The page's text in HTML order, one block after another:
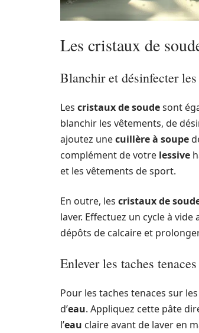
Les cristaux de
Blanchir et désinfecter
Les cristaux de soudesont
blanchir les vêtements, de
ajoutez unecuillère à soupe
complément de votre lessive
et les vêtements de sport.
En outre, les cristaux de
laver. Effectuez un cycle à vide
dépôts de calcaire et
Enlever les taches tenaces
Pour les taches tenaces sur
d’eau. Appliquez cette pâte
l’eau claire avant de laver en